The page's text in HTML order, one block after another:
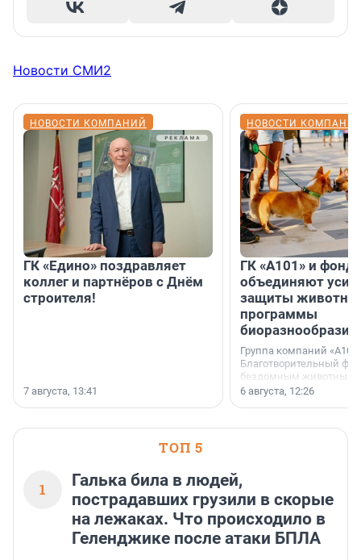
Новости СМИ2
НОВОСТИ КОМПАНИЙ
ГК «Едино» поздравляет
коллег и партнёров с Днём
строителя!
7 августа, 13:41
НОВОСТИ
ГК «А101» и фонд
объединяют
защиты
программы
биоразнообразия
Группа компаний
Благотворительный
бездомным животным
заключили соглашение
6 августа, 12:26
ТОП 5
1
Галька била в людей,
пострадавших грузили в скорые
на лежаках. Что происходило в
Геленджике после атаки БПЛА